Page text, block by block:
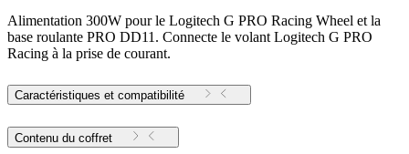
Alimentation 300W pour le Logitech G PRO Racing Wheel et la
base roulante PRO DD11. Connecte le volant Logitech G PRO
Racing à la prise de courant.
Caractéristiques et compatibilité
Contenu du coffret